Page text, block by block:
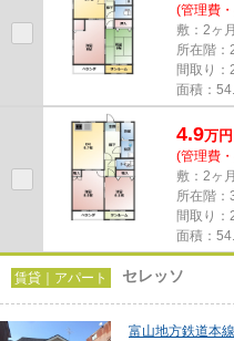
(管理費
敷：2ヶ
所在階：
間取り：
面積：
4.9万円
(管理費
敷：2ヶ
所在階：
間取り：
面積：
賃貸｜アパート セレッソ
富山地方鉄道本線